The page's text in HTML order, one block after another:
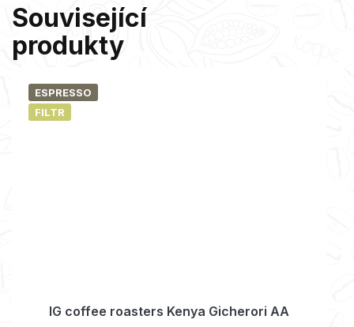
Související
produkty
ESPRESSO
FILTR
IG coffee roasters Kenya Gicherori AA